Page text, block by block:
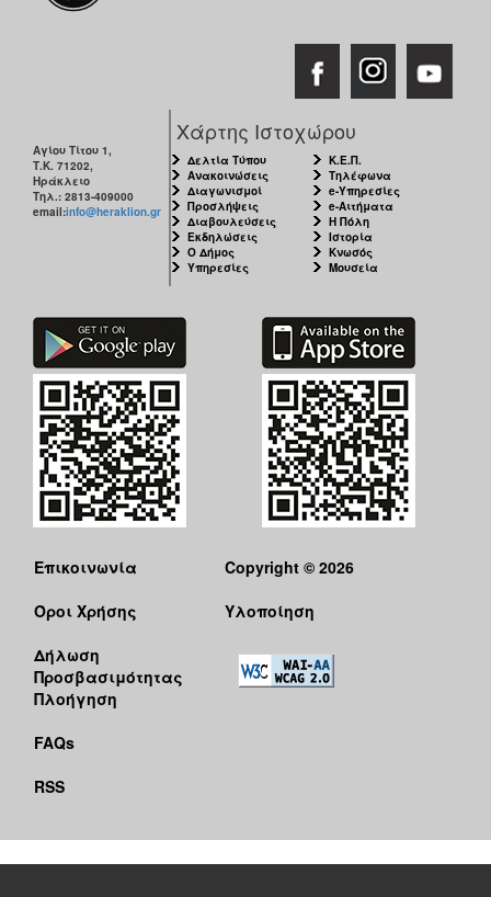
Αγίου Τίτου 1,
Τ.Κ. 71202,
Ηράκλειο
Τηλ.: 2813-409000
email:info@heraklion.gr
Χάρτης Ιστοχώρου
Δελτία Τύπου
Ανακοινώσεις
Διαγωνισμοί
Προσλήψεις
Διαβουλεύσεις
Εκδηλώσεις
Ο Δήμος
Υπηρεσίες
Κ.Ε.Π.
Τηλέφωνα
e-Υπηρεσίες
e-Αιτήματα
Η Πόλη
Ιστορία
Κνωσός
Μουσεία
Επικοινωνία
Όροι Χρήσης
Δήλωση
Προσβασιμότητας
Πλοήγηση
FAQs
RSS
Copyright © 2026
Υλοποίηση